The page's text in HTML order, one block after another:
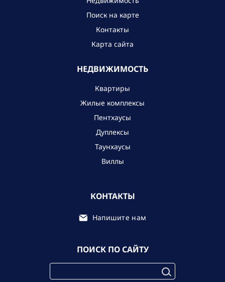
Поиск на карте
Контакты
Карта сайта
НЕДВИЖИМОСТЬ
Квартиры
Жилые комплексы
Пентхаусы
Дуплексы
Таунхаусы
Виллы
КОНТАКТЫ
Напишите нам
ПОИСК ПО САЙТУ